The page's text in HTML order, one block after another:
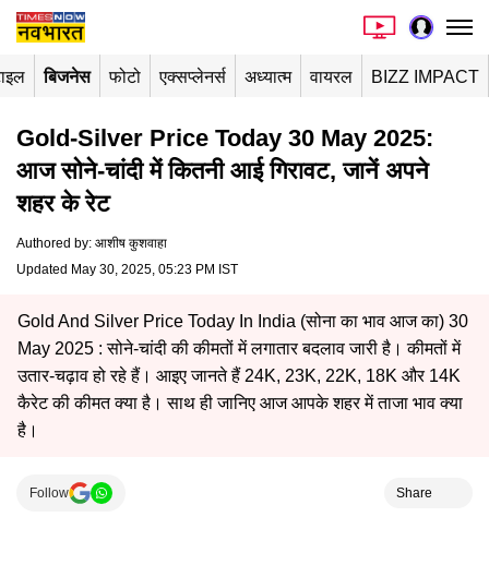
बिजनेस फोटो एक्सप्लेनर्स अध्यात्म वायरल BIZZ IMPACT
Gold-Silver Price Today 30 May 2025:
आज सोने-चांदी में कितनी आई गिरावट, जानें अपने
शहर के रेट
Authored by: आशीष कुशवाहा
Updated May 30, 2025, 05:23 PM IST
Gold And Silver Price Today In India (सोना का भाव आज का) 30
May 2025 : सोने-चांदी की कीमतों में लगातार बदलाव जारी है। कीमतों में
उतार-चढ़ाव हो रहे हैं। आइए जानते हैं 24K, 23K, 22K, 18K और 14K
कैरेट की कीमत क्या है। साथ ही जानिए आज आपके शहर में ताजा भाव क्या
है।
Follow Share